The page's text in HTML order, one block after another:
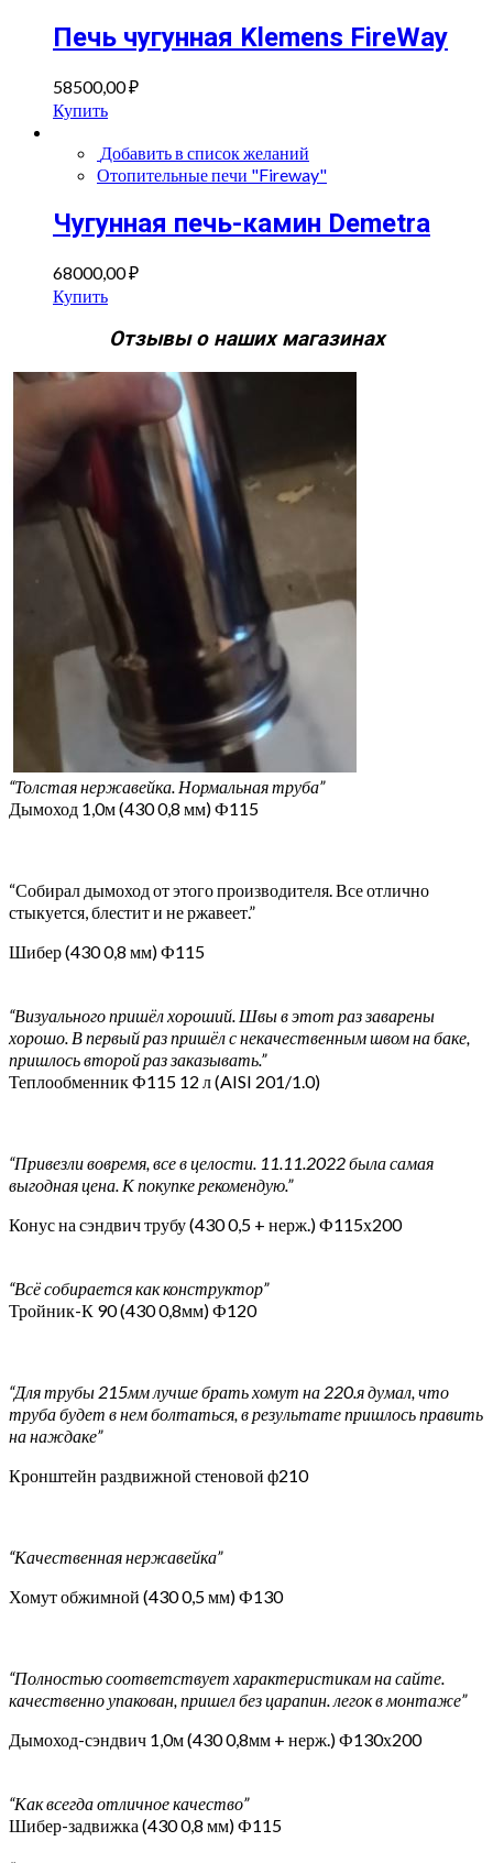
Печь чугунная Klemens FireWay
58500,00₽
Купить
Добавить в список желаний
Отопительные печи "Fireway"
Чугунная печь-камин Demetra
68000,00₽
Купить
Отзывы о наших магазинах
“Толстая нержавейка. Нормальная труба”
Дымоход 1,0м (430 0,8 мм) Ф115
“Собирал дымоход от этого производителя. Все отлично
стыкуется, блестит и не ржавеет.”
Шибер (430 0,8 мм) Ф115
“Визуального пришёл хороший. Швы в этот раз заварены
хорошо. В первый раз пришёл с некачественным швом на баке,
пришлось второй раз заказывать.”
Теплообменник Ф115 12 л (AISI 201/1.0)
“Привезли вовремя, все в целости. 11.11.2022 была самая
выгодная цена. К покупке рекомендую.”
Конус на сэндвич трубу (430 0,5 + нерж.) Ф115х200
“Всё собирается как конструктор”
Тройник-К 90 (430 0,8мм) Ф120
“Для трубы 215мм лучше брать хомут на 220.я думал, что
труба будет в нем болтаться, в результате пришлось править
на наждаке”
Кронштейн раздвижной стеновой ф210
“Качественная нержавейка”
Хомут обжимной (430 0,5 мм) Ф130
“Полностью соответствует характеристикам на сайте.
качественно упакован, пришел без царапин. легок в монтаже”
Дымоход-сэндвич 1,0м (430 0,8мм + нерж.) Ф130х200
“Как всегда отличное качество”
Шибер-задвижка (430 0,8 мм) Ф115